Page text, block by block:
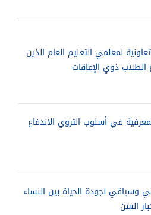
لمعلمي التعليم العام الذين
ذوي الإعاقات
في أسلوب التروي الاندفاع
وسياقي لجودة الحياة بين النساء
السن